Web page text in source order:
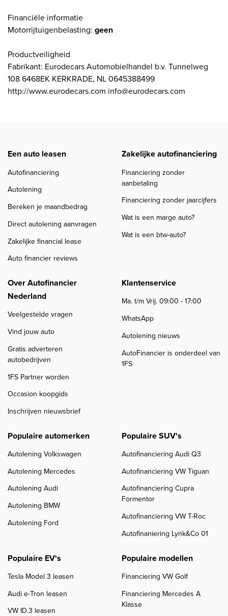
Financiële informatie
Motorrijtuigenbelasting: geen
Productveiligheid
Fabrikant: Eurodecars Automobielhandel b.v. Tunnelweg
108 6468EK KERKRADE, NL 0645388499
http://www.eurodecars.com info@eurodecars.com
Een auto leasen
Autofinanciering
Autolening
Bereken je maandbedrag
Direct autolening aanvragen
Zakelijke financial lease
Auto financier reviews
Zakelijke autofinanciering
Financiering zonder
aanbetaling
Financiering zonder jaarcijfers
Wat is een marge auto?
Wat is een btw-auto?
Over Autofinancier
Nederland
Veelgestelde vragen
Vind jouw auto
Gratis adverteren
autobedrijven
1FS Partner worden
Occasion koopgids
Inschrijven nieuwsbrief
Klantenservice
Ma. t/m Vrij. 09:00 - 17:00
WhatsApp
Autolening nieuws
AutoFinancier is onderdeel van
1FS
Populaire automerken
Autolening Volkswagen
Autolening Mercedes
Autolening Audi
Autolening BMW
Autolening Ford
Populaire SUV's
Autofinanciering Audi Q3
Autofinanciering VW Tiguan
Autofinanciering Cupra
Formentor
Autofinanciering VW T-Roc
Autofinaniering Lynk&Co 01
Populaire EV's
Tesla Model 3 leasen
Audi e-Tron leasen
VW ID.3 leasen
Populaire modellen
Financiering VW Golf
Financiering Mercedes A
Klasse